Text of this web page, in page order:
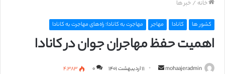
خانه / خبر ها
کشور ها کانادا مهاجر مهاجرت به کانادا؛ راه‌های مهاجرت به کانادا
اهمیت حفظ مهاجران جوان در کانادا
mohaajeradmin ۱۱ اردیبهشت ۱۴۰۱ ۰
۴,۳۸۳